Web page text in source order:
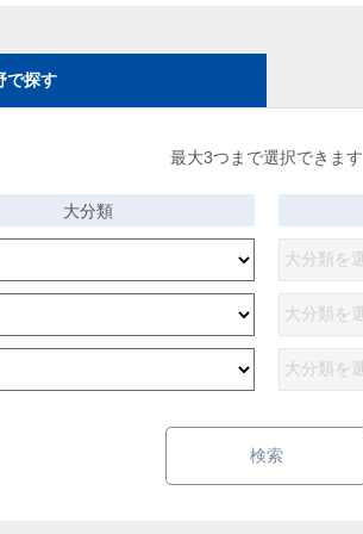
で探す
最大3つまで選択できます
大分類
検索